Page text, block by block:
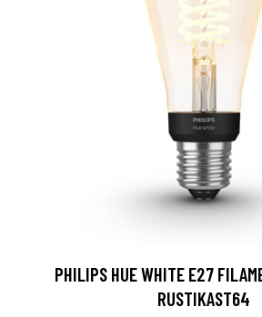
PHILIPS HUE WHITE E27
RUSTIKAST64